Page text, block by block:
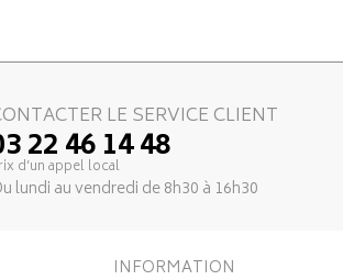
LE SERVICE CLIENT
22 46 14 48
d’un appel local
lundi au vendredi de 8h30 à 16h30
INFORMATION